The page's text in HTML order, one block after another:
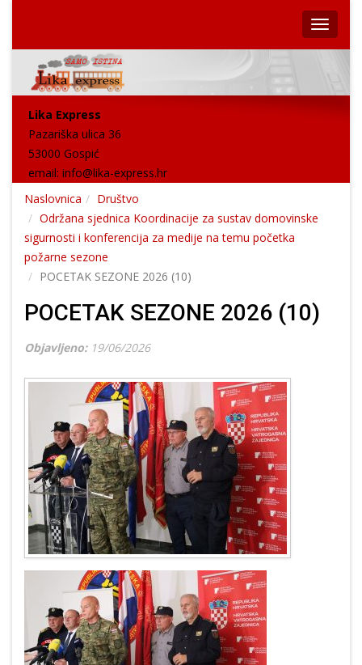
Lika Express
Pazariška ulica 36
53000 Gospić
email: info@lika-express.hr
Naslovnica
Društvo
Održana sjednica Koordinacije za sustav domovinske
sigurnosti i konferencija za medije na temu početka
požarne sezone
POCETAK SEZONE 2026 (10)
POCETAK SEZONE 2026 (10)
Objavljeno: 19/06/2026